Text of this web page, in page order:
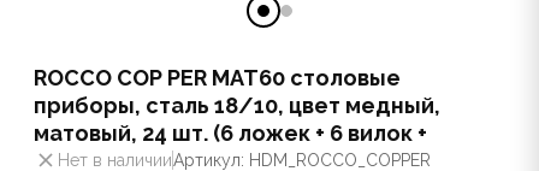
ROCCO COP PER MAT60 столовые
приборы, сталь 18/10, цвет медный,
матовый, 24 шт. (6 ложек + 6 вилок +
Нет в наличииАртикул: HDM_ROCCO_COPPER